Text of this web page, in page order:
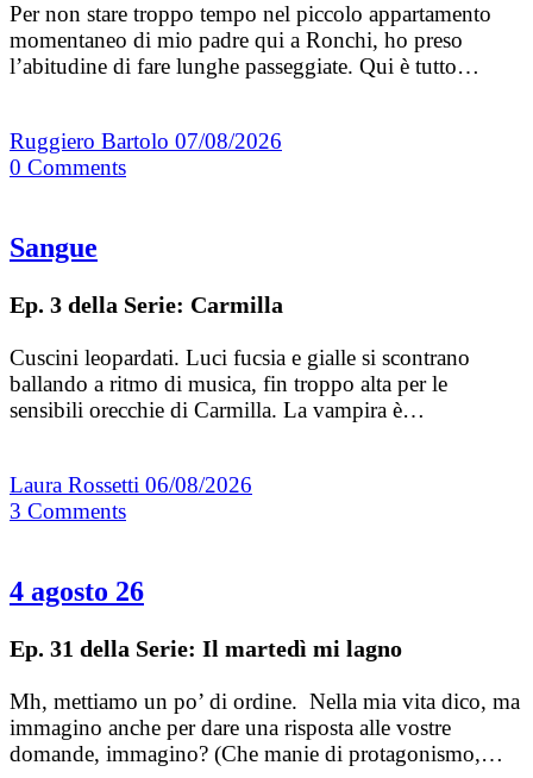
Per non stare troppo tempo nel piccolo appartamento
momentaneo di mio padre qui a Ronchi, ho preso
l’abitudine di fare lunghe passeggiate. Qui è tutto…
Ruggiero Bartolo 07/08/2026
0 Comments
Sangue
Ep. 3 della Serie: Carmilla
Cuscini leopardati. Luci fucsia e gialle si scontrano
ballando a ritmo di musica, fin troppo alta per le
sensibili orecchie di Carmilla. La vampira è…
Laura Rossetti 06/08/2026
3 Comments
4 agosto 26
Ep. 31 della Serie: Il martedì mi lagno
Mh, mettiamo un po’ di ordine. Nella mia vita dico, ma
immagino anche per dare una risposta alle vostre
domande, immagino? (Che manie di protagonismo,…